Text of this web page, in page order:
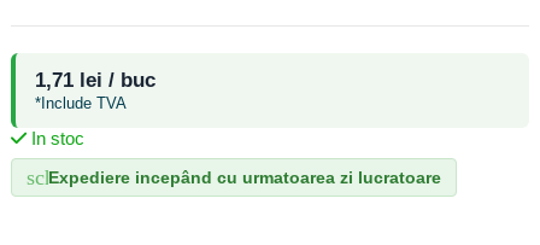
1,71 lei / buc
*Include TVA
In stoc
schedule
Expediere incepând cu urmatoarea zi lucratoare